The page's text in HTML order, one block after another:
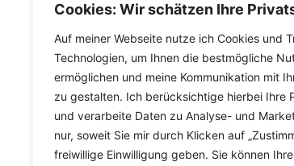
Cookies: Wir schätzen Ihre
Auf meiner Webseite nutze ich Cookies und
Technologien, um Ihnen die bestmögliche
ermöglichen und meine Kommunikation mit
zu gestalten. Ich berücksichtige hierbei Ihre
und verarbeite Daten zu Analyse- und
nur, soweit Sie mir durch Klicken auf
freiwillige Einwilligung geben. Sie können